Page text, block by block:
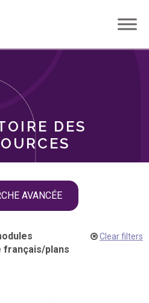
DES
AVANCÉE
français/plans
Clear filters